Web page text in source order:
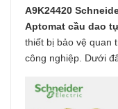
A9K24420
Aptomat cầu dao
thiết bị bảo vệ quan
công nghiệp. Dưới